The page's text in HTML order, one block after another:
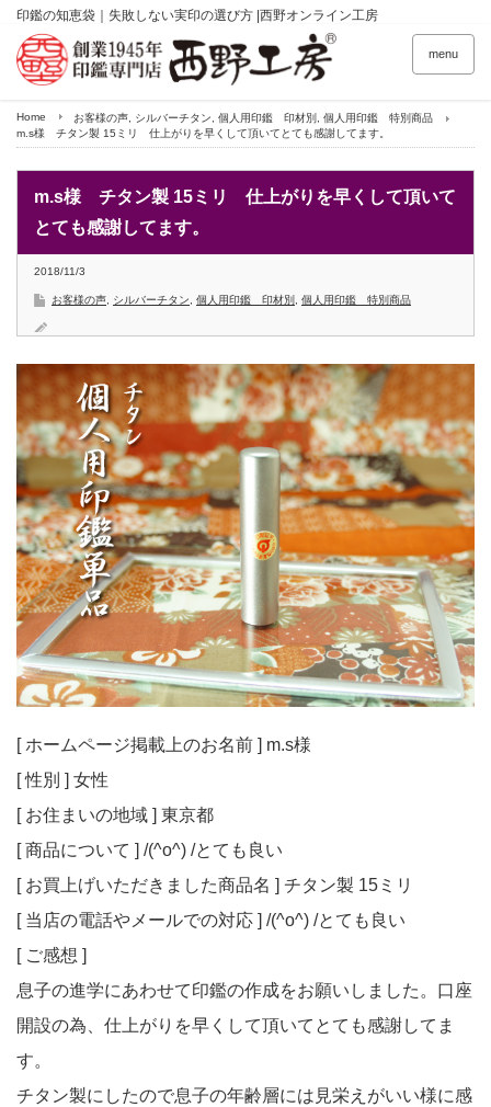
印鑑の知恵袋｜失敗しない実印の選び方 |西野オンライン工房
menu
Home お客様の声 シルバーチタン 個人用印鑑 印材別
個人用印鑑 特別商品
m.s様 チタン製 15ミリ 仕上がりを早くして頂いてとても感謝してます。
m.s様 チタン製 15ミリ 仕上がりを早くして頂いて
とても感謝してます。
2018/11/3
お客様の声 シルバーチタン 個人用印鑑 印材別 個人用印鑑 特別商品
[ ホームページ掲載上のお名前 ] m.s様
[ 性別 ] 女性
[ お住まいの地域 ] 東京都
[ 商品について ] /(^o^) /とても良い
[ お買上げいただきました商品名 ] チタン製 15ミリ
[ 当店の電話やメールでの対応 ] /(^o^) /とても良い
[ ご感想 ]
息子の進学にあわせて印鑑の作成をお願いしました。口座
開設の為、仕上がりを早くして頂いてとても感謝してま
す。
チタン製にしたので息子の年齢層には見栄えがいい様に感